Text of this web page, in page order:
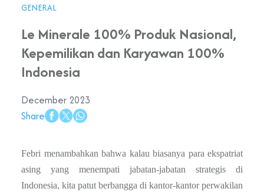
GENERAL
Le Minerale 100% Produk Nasional,
Kepemilikan dan Karyawan 100%
Indonesia
December 2023
Share
Febri menambahkan bahwa kalau biasanya para ekspatriat
asing yang menempati jabatan-jabatan strategis di
Indonesia, kita patut berbangga di kantor-kantor perwakilan